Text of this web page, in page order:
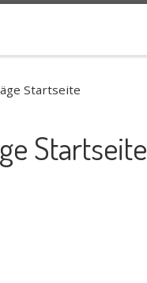
Startseite
Startseite